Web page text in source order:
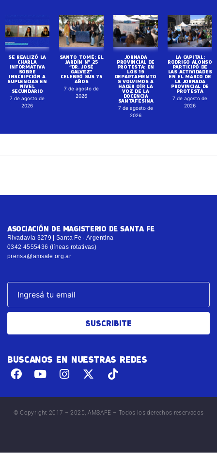
SE REALIZÓ LA
CHARLA
INFORMATIVA
SOBRE
INSCRIPCIÓN A
SUPLENCIAS EN
NIVEL
SECUNDARIO
7 de agosto de
2026
SANTO TOMÉ: EL
JARDÍN N° 25
“DR. JOSÉ
GALVEZ”
CELEBRÓ SUS 75
AÑOS
7 de agosto de
2026
JORNADA
PROVINCIAL DE
PROTESTA: EN
LOS 19
DEPARTAMENTO
S VOLVIMOS A
HACER OÍR LA
VOZ DE LA
DOCENCIA
SANTAFESINA
7 de agosto de
2026
LA CAPITAL:
RODRIGO ALONSO
PARTICIPÓ DE
LAS ACTIVIDADES
EN EL MARCO DE
LA JORNADA
PROVINCIAL DE
PROTESTA
7 de agosto de
2026
ASOCIACIÓN DE MAGISTERIO DE SANTA FE
Rivadavia 3279 | Santa Fe · Argentina
0342 4555436 (líneas rotativas)
prensa@amsafe.org.ar
SUSCRIBITE
BUSCANOS EN NUESTRAS REDES
© Copyright 2017 – 2025, AMSAFE – Todos los derechos reservados